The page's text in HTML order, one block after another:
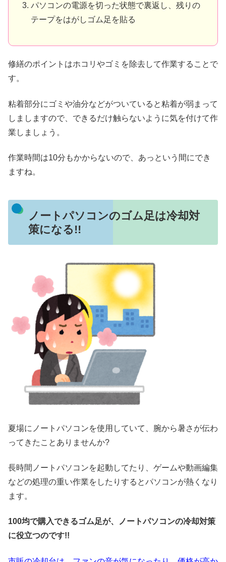
パソコンの電源を切った状態で裏返し、残りの
テープをはがしゴム足を貼る
修繕のポイントはホコリやゴミを除去して作業することで
す。
粘着部分にゴミや油分などがついていると粘着が弱まって
しましますので、できるだけ触らないように気を付けて作
業しましょう。
作業時間は10分もかからないので、あっという間にでき
ますね。
ノートパソコンのゴム足は冷却対
策になる!!
夏場にノートパソコンを使用していて、腕から暑さが伝わ
ってきたことありませんか?
長時間ノートパソコンを起動してたり、ゲームや動画編集
などの処理の重い作業をしたりするとパソコンが熱くなり
ます。
100均で購入できるゴム足が、ノートパソコンの冷却対策
に役立つのです!!